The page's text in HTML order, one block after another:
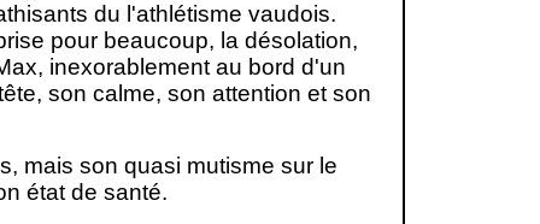
du l'athlétisme vaudois.
pour beaucoup, la désolation,
inexorablement au bord d'un
son calme, son attention et son
mais son quasi mutisme sur le
état de santé.